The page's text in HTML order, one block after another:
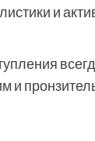
и
и